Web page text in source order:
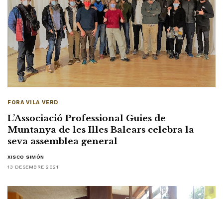
FORA VILA VERD
L’Associació Professional Guies de
Muntanya de les Illes Balears celebra la
seva assemblea general
XISCO SIMÓN
13 DESEMBRE 2021